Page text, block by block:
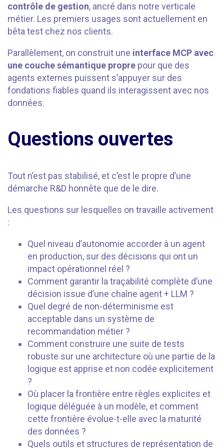
contrôle de gestion, ancré dans notre verticale
métier. Les premiers usages sont actuellement en
bêta test chez nos clients.
Parallèlement, on construit une interface MCP avec
une couche sémantique propre pour que des
agents externes puissent s’appuyer sur des
fondations fiables quand ils interagissent avec nos
données.
Questions ouvertes
Tout n’est pas stabilisé, et c’est le propre d’une
démarche R&D honnête que de le dire.
Les questions sur lesquelles on travaille activement
:
Quel niveau d’autonomie accorder à un agent
en production, sur des décisions qui ont un
impact opérationnel réel ?
Comment garantir la traçabilité complète d’une
décision issue d’une chaîne agent + LLM ?
Quel degré de non-déterminisme est
acceptable dans un système de
recommandation métier ?
Comment construire une suite de tests
robuste sur une architecture où une partie de la
logique est apprise et non codée explicitement
?
Où placer la frontière entre règles explicites et
logique déléguée à un modèle, et comment
cette frontière évolue-t-elle avec la maturité
des données ?
Quels outils et structures de représentation de